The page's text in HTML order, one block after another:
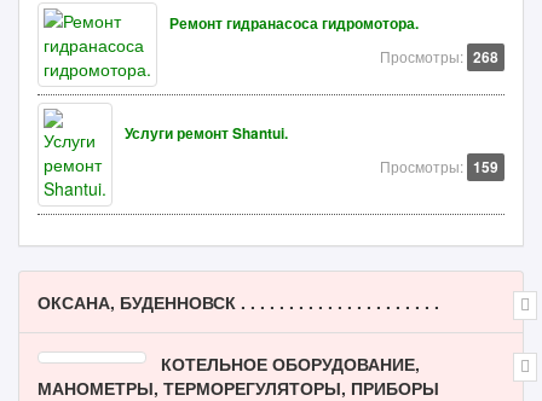
Ремонт гидранасоса гидромотора.
Просмотры: 268
Услуги ремонт Shantui.
Просмотры: 159
ОКСАНА, БУДЕННОВСК . . . . . . . . . . . . . . . . . . . . .
КОТЕЛЬНОЕ ОБОРУДОВАНИЕ,
МАНОМЕТРЫ, ТЕРМОРЕГУЛЯТОРЫ, ПРИБОРЫ